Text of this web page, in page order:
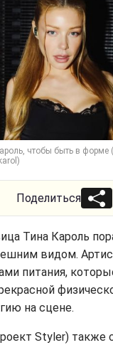
чтобы быть в форме
Поделиться
Тина Кароль
видом.
питания,
на сцене.
Styler) также